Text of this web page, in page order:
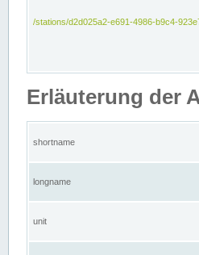
/stations/d2d025a2-e691-4986-b9c4-
Erläuterung der
shortname
longname
unit